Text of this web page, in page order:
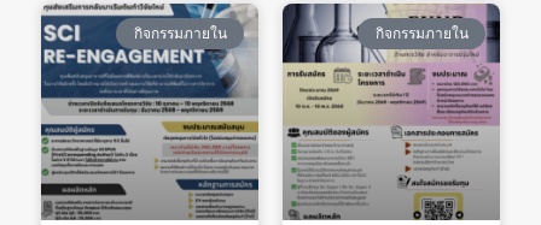
กิจกรรมภายใน กิจกรรมภายใน